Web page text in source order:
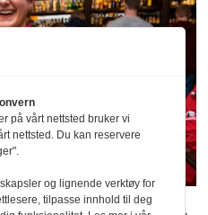
på vårt nettsted bruker vi
nettsted. Du kan reservere
og lignende verktøy for
tilpasse innhold til deg